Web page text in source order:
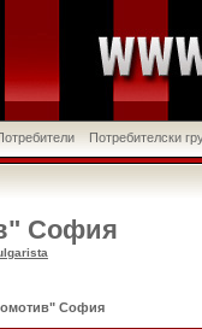
Потребителски
София
София